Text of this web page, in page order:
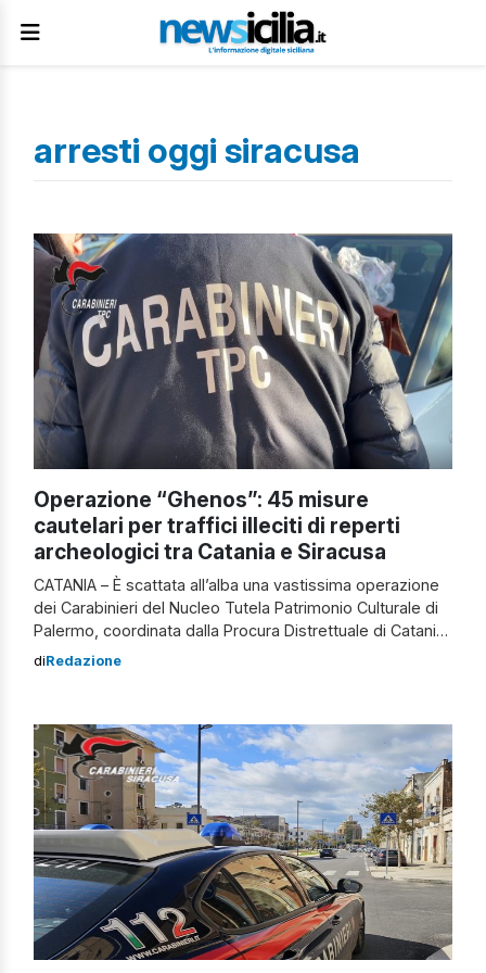
arresti oggi siracusa
Operazione “Ghenos”: 45 misure
cautelari per traffici illeciti di reperti
archeologici tra Catania e Siracusa
CATANIA – È scattata all’alba una vastissima operazione
dei Carabinieri del Nucleo Tutela Patrimonio Culturale di
Palermo, coordinata dalla Procura Distrettuale di Catania,
nell’ambito dell’indagine denominata “GHENOS”, che ha
associazioni per delinquere attive nel traffico illecito di
beni […]
diRedazione